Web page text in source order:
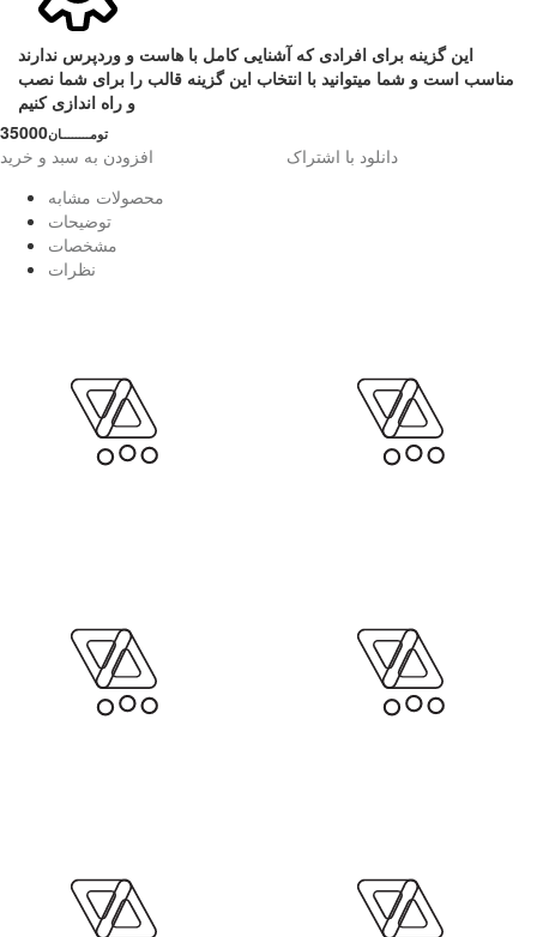
این گزینه برای افرادی که آشنایی کامل با هاست و وردپرس ندارند
مناسب است و شما میتوانید با انتخاب این گزینه قالب را برای شما نصب
و راه اندازی کنیم
35000تومــــــــان
افزودن به سبد و خرید
دانلود با اشتراک
محصولات مشابه
توضیحات
مشخصات
نظرات